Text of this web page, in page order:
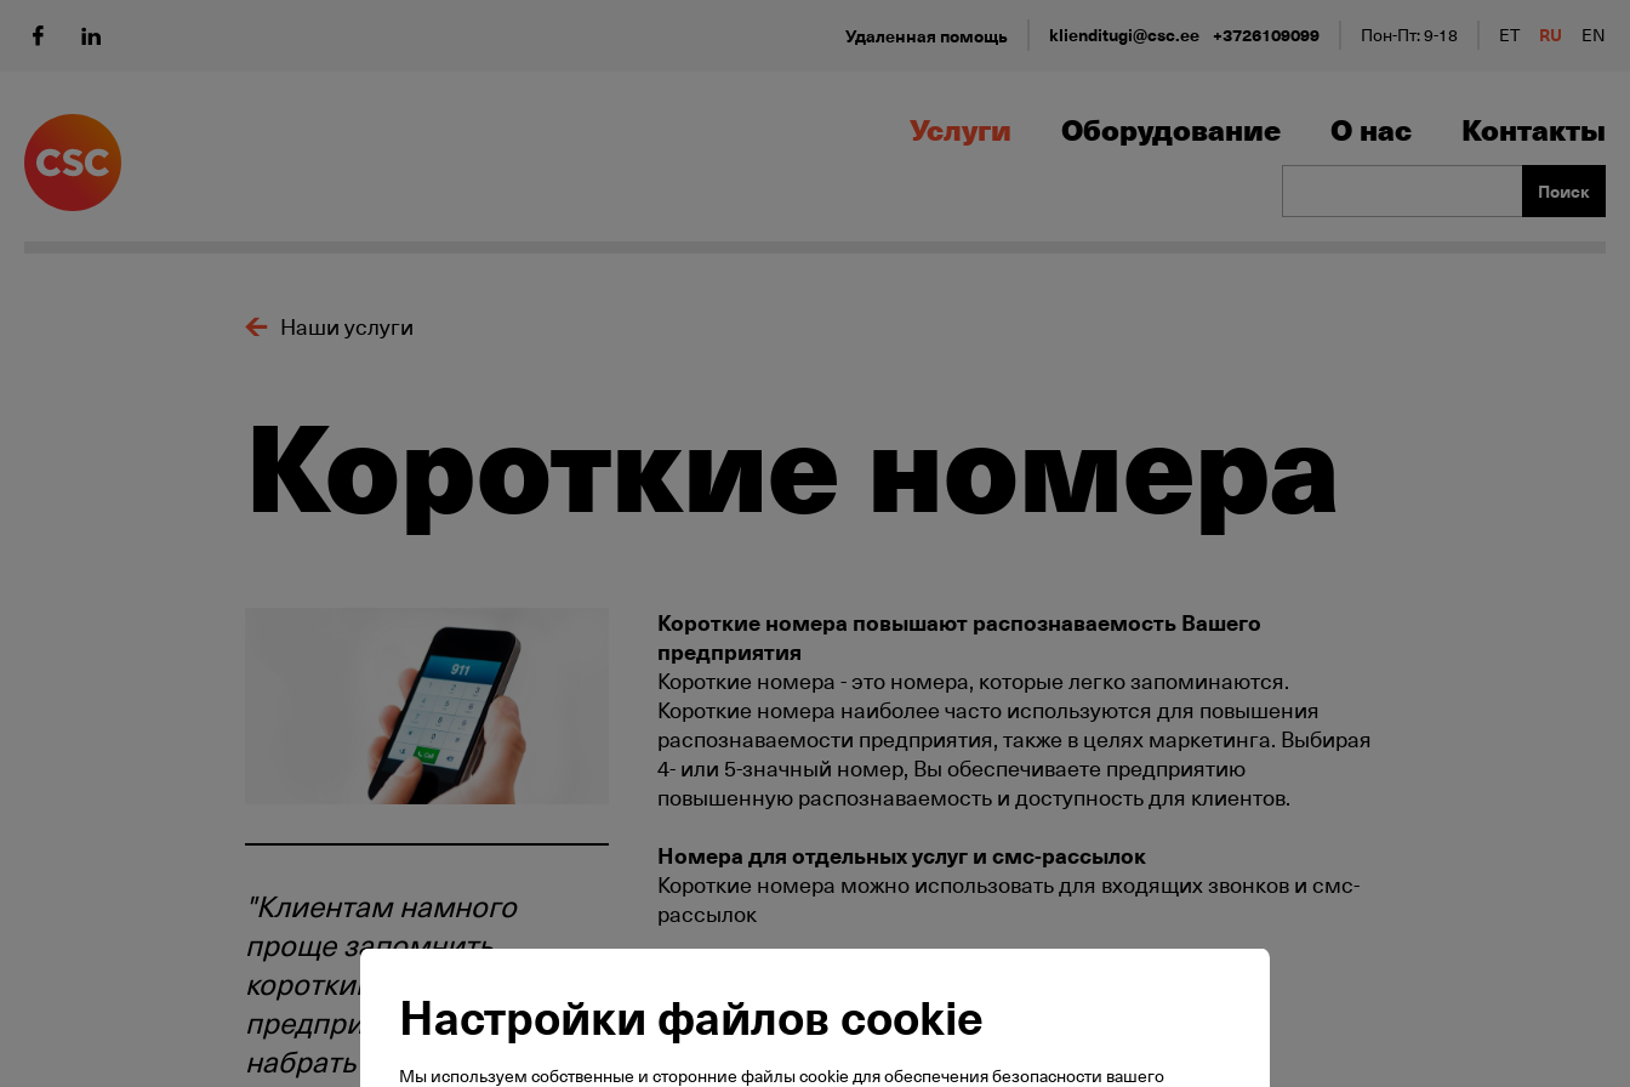
Удаленная помощь klienditugi@csc.ee +3726109099 Пон-Пт: 9-18 ET RU EN
Услуги Оборудование О нас Контакты
Поиск
Наши услуги
Короткие номера
"Клиентам намного
проще запомнить
короткий номер Вашего
предприятия и его
набрать при
Короткие номера повышают распознаваемость Вашего
предприятия
Короткие номера - это номера, которые легко запоминаются.
Короткие номера наиболее часто используются для повышения
распознаваемости предприятия, также в целях маркетинга. Выбирая
4- или 5-значный номер, Вы обеспечиваете предприятию
повышенную распознаваемость и доступность для клиентов.
Номера для отдельных услуг и смс-рассылок
Короткие номера можно использовать для входящих звонков и смс-
рассылок
Настройки файлов cookie
Мы используем собственные и сторонние файлы cookie для обеспечения безопасности вашего